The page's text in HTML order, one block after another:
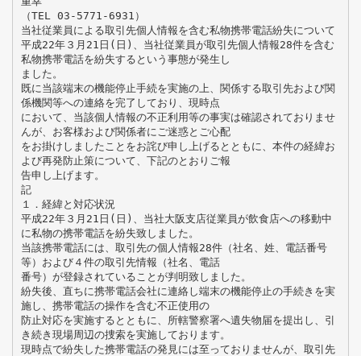
（TEL 03-5771-6931）
当社従業員による取引先個人情報を含む私物携帯電話紛失について
平成22年３月21日(日)、当社従業員が取引先個人情報28件を含む
私物携帯電話を紛失するという事態が発生し
ました。
既に当該端末の機能停止手続を実施の上、関係する取引先および関
係機関等への連絡を完了しており、現時点
において、当該個人情報の不正利用等の事実は確認されておりませ
んが、お客様および関係者にご迷惑とご心配
をお掛けしましたことをお詫び申し上げるとともに、本件の経緯お
よび再発防止策について、下記のとおりご報
告申し上げます。
記
１．経緯と対応状況
平成22年３月21日(日)、当社大阪支店従業員が飲食店への移動中
に私物の携帯電話を紛失致しました。
当該携帯電話には、取引先の個人情報28件（社名、姓、電話番号
等）および４件の取引先情報（社名、電話
番号）が登録されていることが判明致しました。
紛失後、直ちに携帯電話会社に連絡し端末の機能停止の手続きを実
施し、携帯電話の操作を含む不正使用の
防止対応を実施するとともに、所轄警察署へ遺失物届を提出し、引
き続き現場周辺の捜索を実施しております。
現時点で紛失した携帯電話の発見には至っておりませんが、取引先